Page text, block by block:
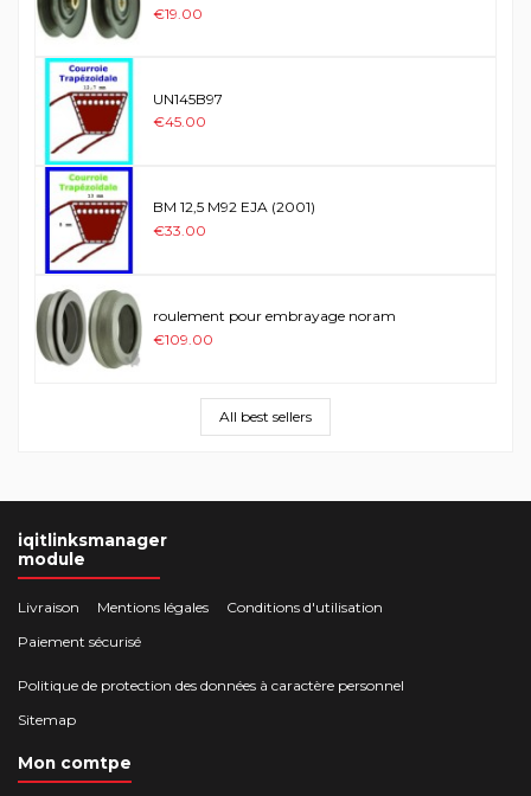
€19.00
UN145B97
€45.00
BM 12,5 M92 EJA (2001)
€33.00
roulement pour embrayage noram
€109.00
All best sellers
iqitlinksmanager
module
Livraison Mentions légales
Conditions d'utilisation
Paiement sécurisé
Politique de protection des données à caractère personnel
Sitemap
Mon comtpe